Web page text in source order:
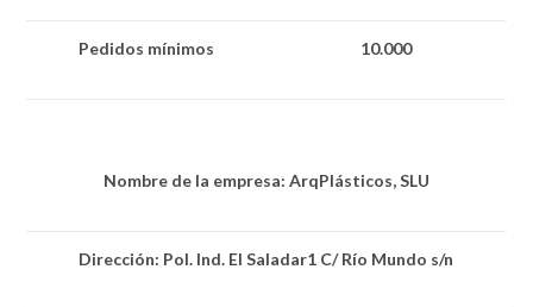
Pedidos mínimos 10.000
Nombre de la empresa: ArqPlásticos, SLU
Dirección: Pol. Ind. El Saladar1 C/ Río Mundo s/n